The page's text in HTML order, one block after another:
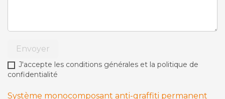
Envoyer
J'accepte les conditions générales et la politique de
confidentialité
Système monocomposant anti-graffiti permanent